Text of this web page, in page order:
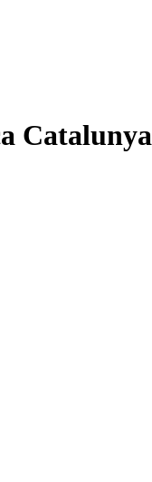
Catalunya